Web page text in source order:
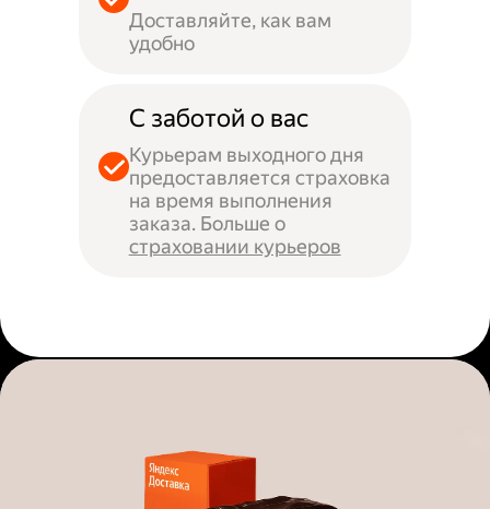
Доставляйте, как вам
удобно
С заботой о вас
Курьерам выходного дня
предоставляется страховка
на время выполнения
заказа. Больше о
страховании курьеров